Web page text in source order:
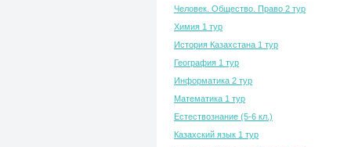
Человек. Общество. Право 2 тур
Химия 1 тур
История Казахстана 1 тур
География 1 тур
Информатика 2 тур
Математика 1 тур
Естествознание (5-6 кл.)
Казахский язык 1 тур